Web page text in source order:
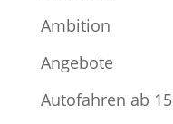
Ambition
Angebote
Autofahren ab